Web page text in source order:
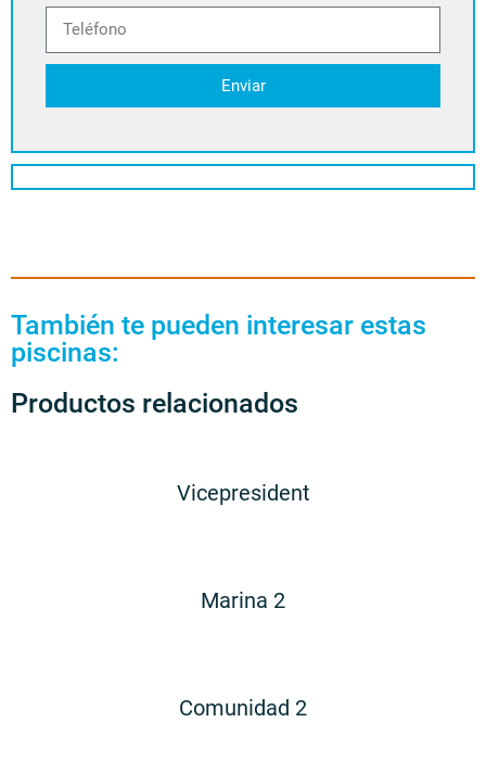
Enviar
También te pueden interesar estas
piscinas:
Productos relacionados
Vicepresident
Marina 2
Comunidad 2